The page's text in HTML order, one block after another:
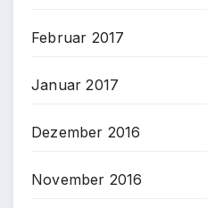
Februar 2017
Januar 2017
Dezember 2016
November 2016